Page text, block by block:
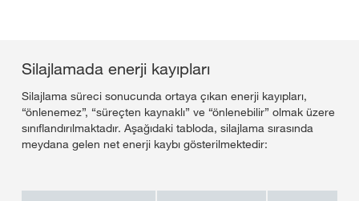
Silajlamada enerji kayıpları
Silajlama süreci sonucunda ortaya çıkan enerji kayıpları,
“önlenemez”, “süreçten kaynaklı” ve “önlenebilir” olmak üzere
sınıflandırılmaktadır. Aşağıdaki tabloda, silajlama sırasında
meydana gelen net enerji kaybı gösterilmektedir: